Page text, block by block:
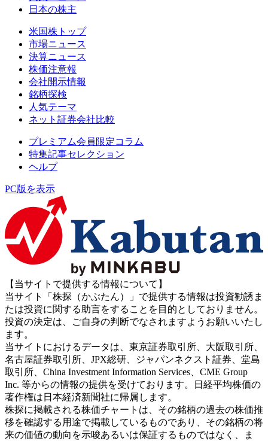
日本の株主
米国株トップ
市場ニュース
決算ニュース
株価注意報
会社開示情報
銘柄探検
人気テーマ
ネット証券会社比較
プレミアム会員限定コラム
特集記事セレクション
ヘルプ
PC版を表示
【当サイトで提供する情報について】
当サイト「株探（かぶたん）」で提供する情報は投資勧誘ま
たは投資に関する助言をすることを目的としておりません。
投資の決定は、ご自身の判断でなされますようお願いいたし
ます。
当サイトにおけるデータは、東京証券取引所、大阪取引所、
名古屋証券取引所、JPX総研、ジャパンネクスト証券、堂島
取引所、China Investment Information Services、CME Group
Inc. 等からの情報の提供を受けております。日経平均株価の
著作権は日本経済新聞社に帰属します。
株探に掲載される株価チャートは、その銘柄の過去の株価推
移を確認する用途で掲載しているものであり、その銘柄の将
来の価値の動向を示唆あるいは保証するものではなく、ま